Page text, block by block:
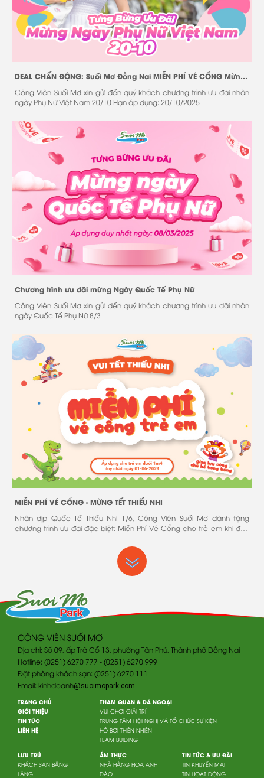
DEAL CHẤN ĐỘNG: Suối Mơ Đồng Nai MIỄN PHÍ VÉ CỔNG Mừng Ngày Phụ Nữ Việt Nam 20/10!
Công Viên Suối Mơ xin gửi đến quý khách chương trình ưu đãi nhân
ngày Phụ Nữ Việt Nam 20/10 Hạn áp dụng: 20/10/2025
Chương trình ưu đãi mừng Ngày Quốc Tế Phụ Nữ
Công Viên Suối Mơ xin gửi đến quý khách chương trình ưu đãi nhân
ngày Quốc Tế Phụ Nữ 8/3
MIỄN PHÍ VÉ CỔNG - MỪNG TẾT THIẾU NHI
Nhân dịp Quốc Tế Thiếu Nhi 1/6, Công Viên Suối Mơ dành tặng
chương trình ưu đãi đặc biệt: Miễn Phí Vé Cổng cho trẻ em khi đến
CÔNG VIÊN SUỐI MƠ
Địa chỉ: Số 09, ấp Trà Cổ 13, phường Tân Phú, Thành phố Đồng Nai
Hotline: (0251) 6270 777 - (0251) 6270 999
Đặt phòng khách sạn: (0251) 6270 111
Email: kinhdoanh@suoimopark.com
TRANG CHỦ
GIỚI THIỆU
TIN TỨC
LIÊN HỆ
THAM QUAN & DÃ NGOẠI
VUI CHƠI GIẢI TRÍ
TRUNG TÂM HỘI NGHỊ VÀ TỔ CHỨC SỰ KIỆN
HỒ BƠI THIÊN NHIÊN
TEAM BUIDING
LƯU TRÚ
KHÁCH SẠN BẰNG
LĂNG
ẨM THỰC
NHÀ HÀNG HOA ANH
ĐÀO
TIN TỨC & ƯU ĐÃI
TIN KHUYẾN MẠI
TIN HOẠT ĐỘNG